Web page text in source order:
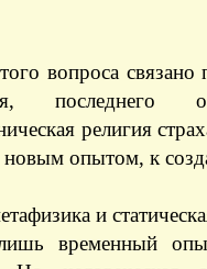
вопроса связано
религия
новым опытом, к
и
временный